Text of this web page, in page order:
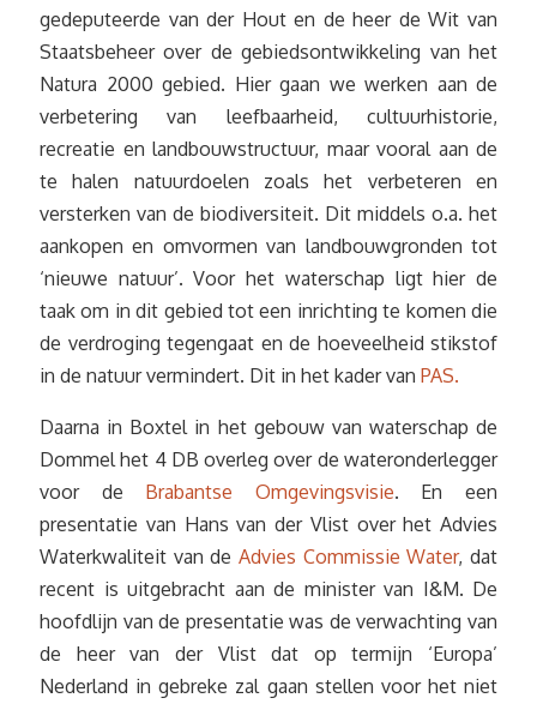
gedeputeerde van der Hout en de heer de Wit van
Staatsbeheer over de gebiedsontwikkeling van het
Natura 2000 gebied. Hier gaan we werken aan de
verbetering van leefbaarheid, cultuurhistorie,
recreatie en landbouwstructuur, maar vooral aan de
te halen natuurdoelen zoals het verbeteren en
versterken van de biodiversiteit. Dit middels o.a. het
aankopen en omvormen van landbouwgronden tot
‘nieuwe natuur’. Voor het waterschap ligt hier de
taak om in dit gebied tot een inrichting te komen die
de verdroging tegengaat en de hoeveelheid stikstof
in de natuur vermindert. Dit in het kader van PAS.
Daarna in Boxtel in het gebouw van waterschap de
Dommel het 4 DB overleg over de wateronderlegger
voor de Brabantse Omgevingsvisie. En een
presentatie van Hans van der Vlist over het Advies
Waterkwaliteit van de Advies Commissie Water, dat
recent is uitgebracht aan de minister van I&M. De
hoofdlijn van de presentatie was de verwachting van
de heer van der Vlist dat op termijn ‘Europa’
Nederland in gebreke zal gaan stellen voor het niet